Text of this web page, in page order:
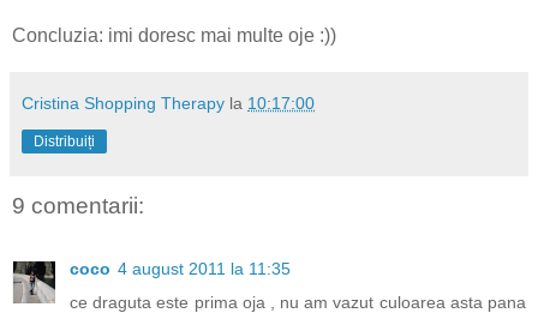
Concluzia: imi doresc mai multe oje :))
Cristina Shopping Therapy la 10:17:00
Distribuiți
9 comentarii:
coco 4 august 2011 la 11:35
ce draguta este prima oja , nu am vazut culoarea asta pana